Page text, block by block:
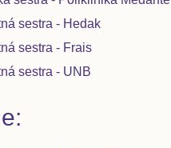
sestra - Hedak
sestra - Frais
sestra - UNB